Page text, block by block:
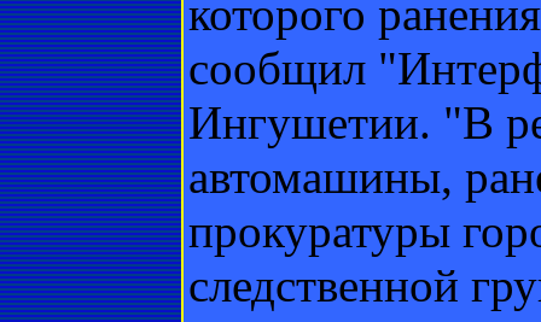
которого
сообщил
Ингушетии. "В
автомашины,
прокуратуры
следственной